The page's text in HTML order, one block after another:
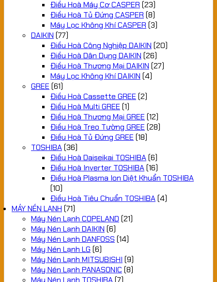
Điều Hoà Máy Cơ CASPER (23)
Điều Hoà Tủ Đứng CASPER (8)
Máy Lọc Không Khí CASPER (3)
DAIKIN (77)
Điều Hoà Công Nghiệp DAIKIN (20)
Điều Hoà Dân Dụng DAIKIN (26)
Điều Hoà Thương Mại DAIKIN (27)
Máy Lọc Không Khí DAIKIN (4)
GREE (61)
Điều Hoà Cassette GREE (2)
Điều Hoà Multi GREE (1)
Điều Hoà Thương Mại GREE (12)
Điều Hoà Treo Tường GREE (28)
Điều Hoà Tủ Đứng GREE (18)
TOSHIBA(36)
Điều Hoà Daiseikai TOSHIBA(6)
Điều Hoà Inverter TOSHIBA(16)
Điều Hoà Plasma Ion Diệt Khuẩn TOSHIBA
(10)
Điều Hoà Tiêu Chuẩn TOSHIBA(4)
MÁY NÉN LẠNH (71)
Máy Nén Lạnh COPELAND (21)
Máy Nén Lạnh DAIKIN (6)
Máy Nén Lạnh DANFOSS (14)
Máy Nén Lạnh LG (6)
Máy Nén Lạnh MITSUBISHI (9)
Máy Nén Lạnh PANASONIC (8)
Máy Nén Lạnh TOSHIBA (7)